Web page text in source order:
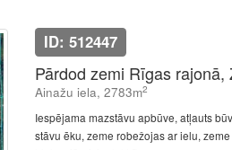
ID: 512447
Pārdod zemi Rīgas rajonā,
Ainažu iela, 2783m2
Iespējama mazstāvu apbūve, atļauts
stāvu ēku, zeme robežojas ar ielu,